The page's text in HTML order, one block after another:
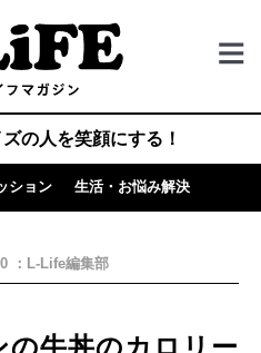
の人を笑顔にする！
ション 生活・お悩み解決
：L-Life編集部
の牛丼のカロリー